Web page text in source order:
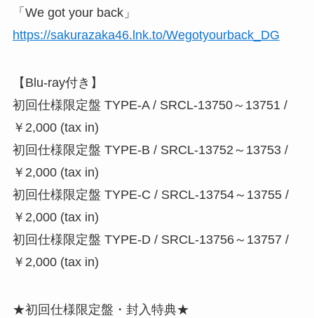
「We got your back」
https://sakurazaka46.lnk.to/Wegotyourback_DG
【Blu-ray付き】
初回仕様限定盤 TYPE-A / SRCL-13750～13751 /
￥2,000 (tax in)
初回仕様限定盤 TYPE-B / SRCL-13752～13753 /
￥2,000 (tax in)
初回仕様限定盤 TYPE-C / SRCL-13754～13755 /
￥2,000 (tax in)
初回仕様限定盤 TYPE-D / SRCL-13756～13757 /
￥2,000 (tax in)
★初回仕様限定盤・封入特典★